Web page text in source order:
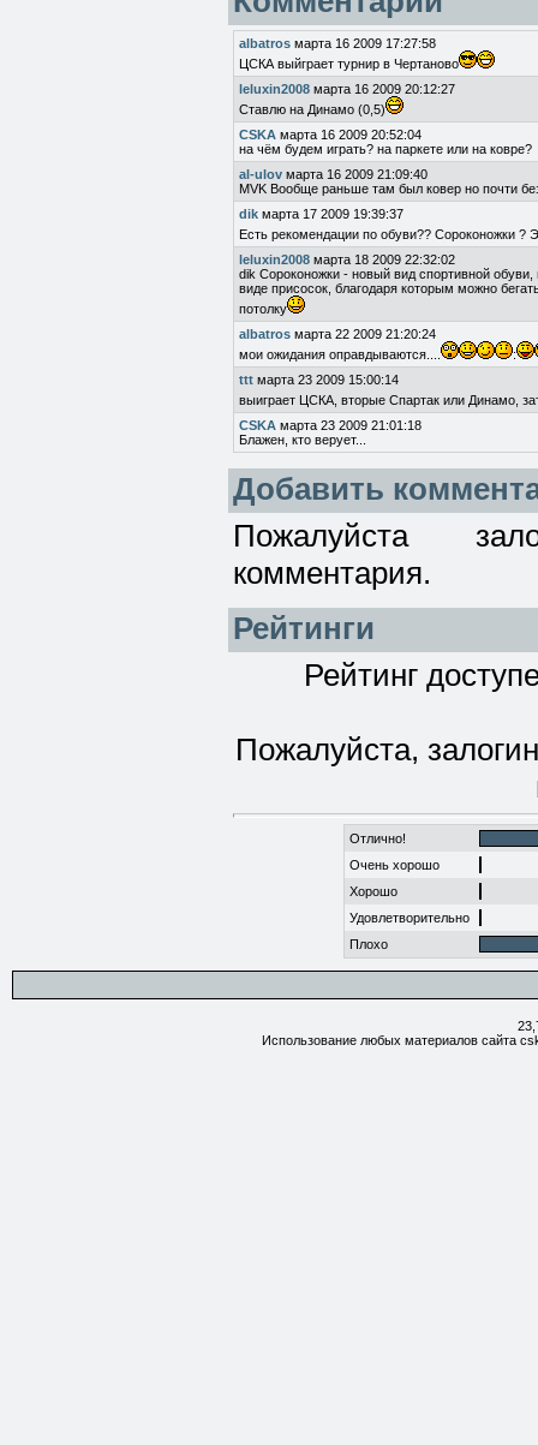
albatros марта 16 2009 17:27:58
ЦСКА выйграет турнир в Чертаново
leluxin2008 марта 16 2009 20:12:27
Ставлю на Динамо (0,5)
CSKA марта 16 2009 20:52:04
на чём будем играть? на паркете или на ковре?
al-ulov марта 16 2009 21:09:40
MVK Вообще раньше там был ковер но почти
dik марта 17 2009 19:39:37
Есть рекомендации по обуви?? Сороконожки ?
leluxin2008 марта 18 2009 22:32:02
dik Сороконожки - новый вид спортивной
виде присосок, благодаря которым можно
потолку
albatros марта 22 2009 21:20:24
мои ожидания оправдываются....
:
ttt марта 23 2009 15:00:14
выиграет ЦСКА, вторые Спартак или Динамо,
CSKA марта 23 2009 21:01:18
Блажен, кто верует...
Добавить
Пожалуйста
комментария.
Рейтинги
Рейтинг
Пожалуйста,
Отлично!
Очень хорошо
Хорошо
Удовлетворительно
Плохо
Использование любых материалов сайта